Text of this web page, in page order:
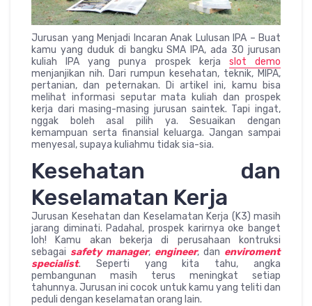
Jurusan yang Menjadi Incaran Anak Lulusan IPA – Buat
kamu yang duduk di bangku SMA IPA, ada 30 jurusan
kuliah IPA yang punya prospek kerja slot demo
menjanjikan nih. Dari rumpun kesehatan, teknik, MIPA,
pertanian, dan peternakan. Di artikel ini, kamu bisa
melihat informasi seputar mata kuliah dan prospek
kerja dari masing-masing jurusan saintek. Tapi ingat,
nggak boleh asal pilih ya. Sesuaikan dengan
kemampuan serta finansial keluarga. Jangan sampai
menyesal, supaya kuliahmu tidak sia-sia.
Kesehatan dan
Keselamatan Kerja
Jurusan Kesehatan dan Keselamatan Kerja (K3) masih
jarang diminati. Padahal, prospek karirnya oke banget
loh! Kamu akan bekerja di perusahaan kontruksi
sebagai safety manager, engineer, dan enviroment
specialist. Seperti yang kita tahu, angka
pembangunan masih terus meningkat setiap
tahunnya. Jurusan ini cocok untuk kamu yang teliti dan
peduli dengan keselamatan orang lain.